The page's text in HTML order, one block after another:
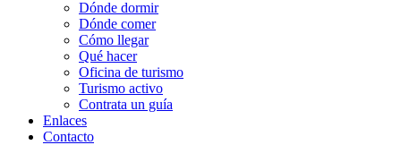
Dónde dormir
Dónde comer
Cómo llegar
Qué hacer
Oficina de turismo
Turismo activo
Contrata un guía
Enlaces
Contacto